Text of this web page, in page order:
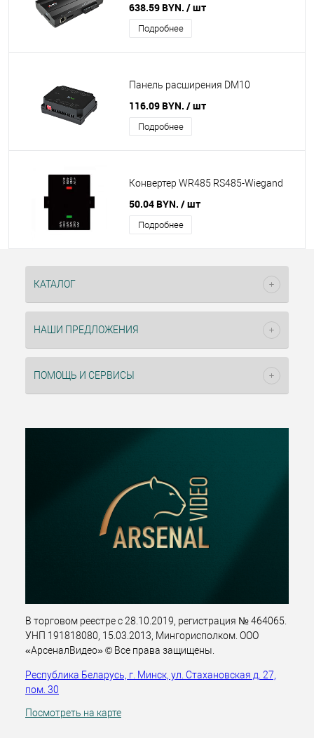
638.59 BYN. / шт
Подробнее
Панель расширения DM10
116.09 BYN. / шт
Подробнее
Конвертер WR485 RS485-Wiegand
50.04 BYN. / шт
Подробнее
КАТАЛОГ
НАШИ ПРЕДЛОЖЕНИЯ
ПОМОЩЬ И СЕРВИСЫ
В торговом реестре с 28.10.2019, регистрация № 464065.
УНП 191818080, 15.03.2013, Мингорисполком. ООО
«АрсеналВидео» © Все права защищены.
Республика Беларусь, г. Минск, ул. Стахановская д. 27,
пом. 30
Посмотреть на карте